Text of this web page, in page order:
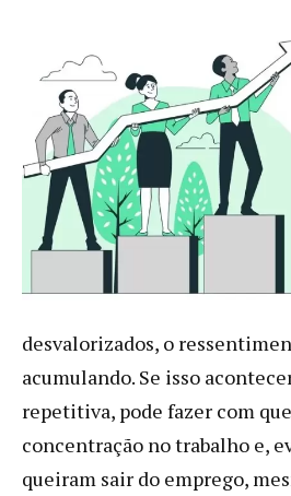
desvalorizados, o
acumulando. Se isso
repetitiva, pode fazer com
concentração no trabalho e,
queiram sair do emprego,